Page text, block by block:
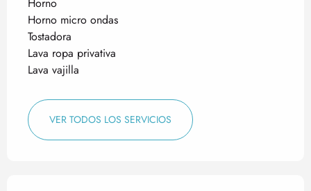
Horno micro ondas
Tostadora
Lava ropa privativa
Lava vajilla
VER TODOS LOS SERVICIOS